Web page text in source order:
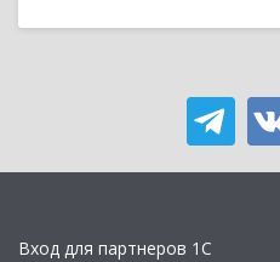
Вход для партнеров 1С